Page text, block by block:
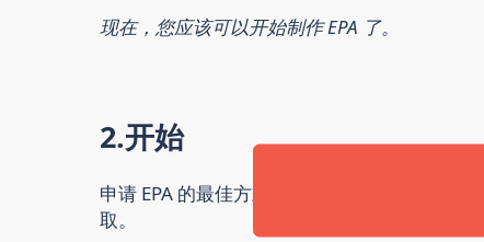
现在，您应该可以开始制作 EPA 了。
2.开始
申请 EPA 的最佳方式是填写正式表格，该表格
取。